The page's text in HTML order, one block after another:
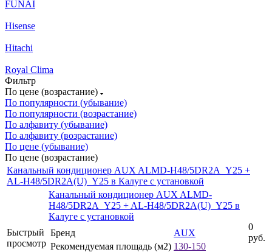
FUNAI
Hisense
Hitachi
Royal Clima
Фильтр
По цене (возрастание)
По популярности (убывание)
По популярности (возрастание)
По алфавиту (убывание)
По алфавиту (возрастание)
По цене (убывание)
По цене (возрастание)
Канальный кондиционер AUX ALMD-H48/5DR2A_Y25 +
AL-H48/5DR2A(U)_Y25 в Калуге с установкой
Быстрый
просмотр
Канальный кондиционер AUX ALMD-
H48/5DR2A_Y25 + AL-H48/5DR2A(U)_Y25 в
Калуге с установкой
Бренд
AUX
Рекомендуемая площадь (м2) 130-150
0
руб.